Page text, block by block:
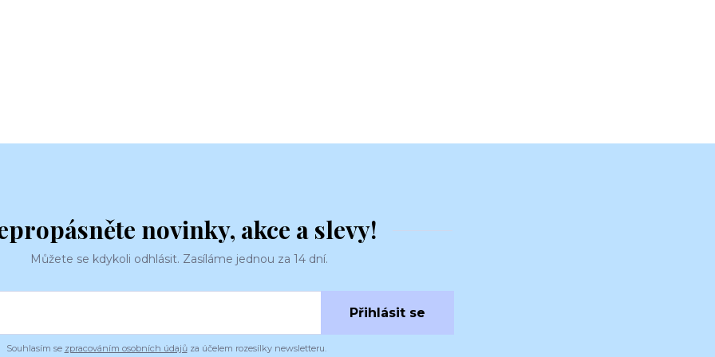
novinky, akce a slevy!
Můžete se kdykoli odhlásit. Zasíláme jednou za 14 dní.
Přihlásit se
Souhlasím se zpracováním osobních údajůza účelem rozesílky newsletteru.